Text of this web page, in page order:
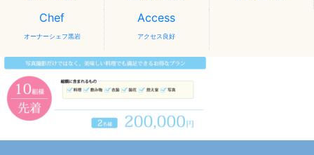
Chef
オーナーシェフ黒岩
Access
アクセス良好